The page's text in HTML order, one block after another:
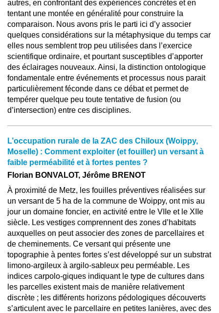
autres, en confrontant des expériences concrètes et en
tentant une montée en généralité pour construire la
comparaison. Nous avons pris le parti ici d’y associer
quelques considérations sur la métaphysique du temps car
elles nous semblent trop peu utilisées dans l’exercice
scientifique ordinaire, et pourtant susceptibles d’apporter
des éclairages nouveaux. Ainsi, la distinction ontologique
fondamentale entre événements et processus nous parait
particulièrement féconde dans ce débat et permet de
tempérer quelque peu toute tentative de fusion (ou
d’intersection) entre ces disciplines.
L’occupation rurale de la ZAC des Chiloux (Woippy,
Moselle) : Comment exploiter (et fouiller) un versant à
faible perméabilité et à fortes pentes ?
Florian BONVALOT, Jérôme BRENOT
À proximité de Metz, les fouilles préventives réalisées sur
un versant de 5 ha de la commune de Woippy, ont mis au
jour un domaine foncier, en activité entre le VIIe et le XIIe
siècle. Les vestiges comprennent des zones d’habitats
auxquelles on peut associer des zones de parcellaires et
de cheminements. Ce versant qui présente une
topographie à pentes fortes s’est développé sur un substrat
limono-argileux à argilo-sableux peu perméable. Les
indices carpolo-giques indiquant le type de cultures dans
les parcelles existent mais de manière relativement
discrète ; les différents horizons pédologiques découverts
s’articulent avec le parcellaire en petites lanières, avec des